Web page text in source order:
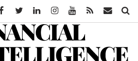
Twitter LinkedinInstagramYoutube Feed Mail